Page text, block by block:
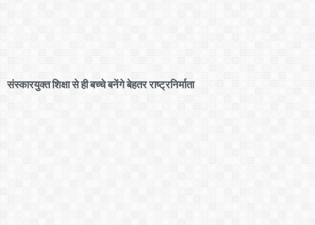
संस्कारयुक्त शिक्षा से ही बच्चे बनेंगे बेहतर राष्ट्रनिर्माता